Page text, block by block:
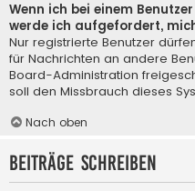
Wenn ich bei einem
werde ich aufgefordert,
Nur registrierte Benutzer
für Nachrichten an andere
Board-Administration
soll den Missbrauch dieses
Nach oben
Beiträge schreiben